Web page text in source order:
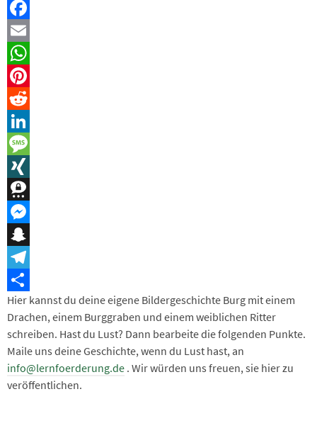
Facebook
Email
WhatsApp
Pinterest
Reddit
LinkedIn
Message
XING
Threema
Messenger
Snapchat
Telegram
Teilen
Hier kannst du deine eigene Bildergeschichte Burg mit einem
Drachen, einem Burggraben und einem weiblichen Ritter
schreiben. Hast du Lust? Dann bearbeite die folgenden Punkte.
Maile uns deine Geschichte, wenn du Lust hast, an
info@lernfoerderung.de . Wir würden uns freuen, sie hier zu
veröffentlichen.